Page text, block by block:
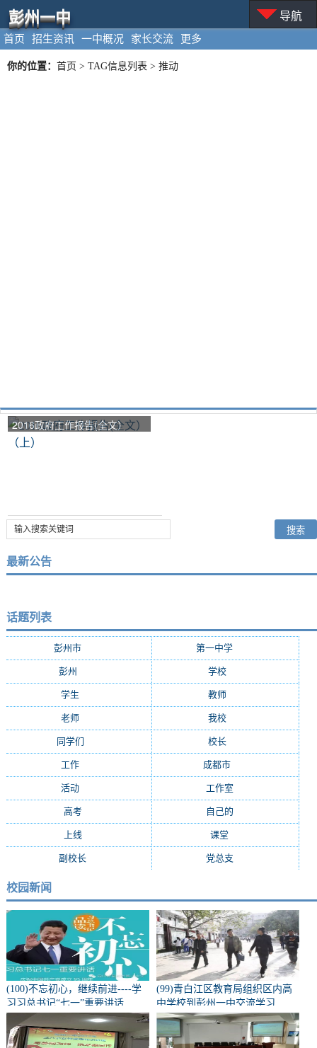
首页 招生资讯 一中概况 家长交流 更多
彭州一中 导航
你的位置： 首页 > TAG信息列表 > 推动
2016政府工作报告(全文）
（上）
最新公告
话题列表
彭州市 第一中学
彭州 学校(29)
学生 教师(16)
老师 我校(15)
同学们 校长(13)
工作 成都市
活动 工作室
高考(9) 自己的
上线(7) 课堂
副校长 党总支
校园新闻
(100)不忘初心，继续前进----学
习习总书记“七一”重要讲话
(99)青白江区教育局组织区内高
中学校到彭州一中交流学习